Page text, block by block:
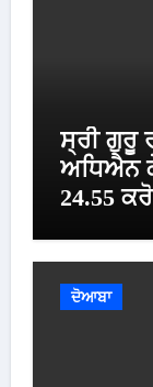
ਸ੍ਰੀ ਗੁਰੂ
ਅਧਿਐਨ
24.55
ਦੋਆਬਾ